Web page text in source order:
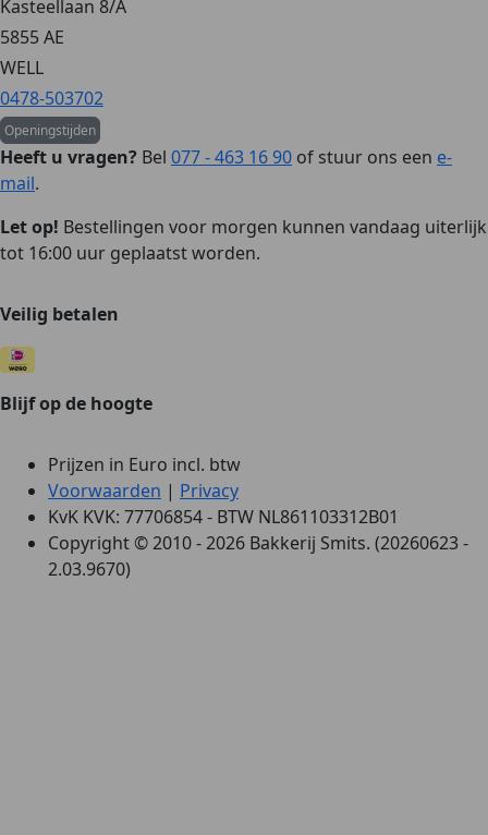
Kasteellaan 8/A
5855 AE
WELL
0478-503702
Openingstijden
Heeft u vragen? Bel 077 - 463 16 90 of stuur ons een e-
mail.
Let op! Bestellingen voor morgen kunnen vandaag uiterlijk
tot 16:00 uur geplaatst worden.
Veilig betalen
Blijf op de hoogte
Prijzen in Euro incl. btw
Voorwaarden | Privacy
KvK KVK: 77706854 - BTW NL861103312B01
Copyright © 2010 - 2026 Bakkerij Smits. (20260623 -
2.03.9670)